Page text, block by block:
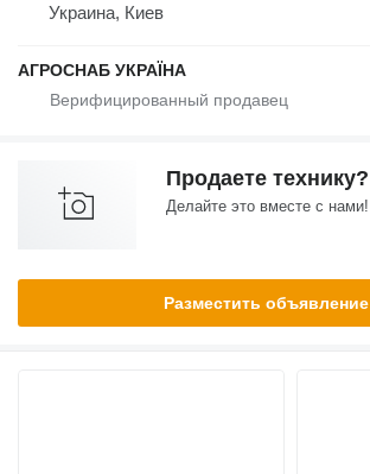
Украина, Киев
АГРОСНАБ УКРАЇНА
Продаете технику?
Делайте это вместе с нами!
Разместить объявление